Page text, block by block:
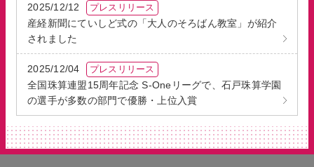
2025/12/12 プレスリリース
産経新聞にていしど式の「大人のそろばん教室」が紹介
されました
2025/12/04 プレスリリース
全国珠算連盟15周年記念 S-Oneリーグで、石戸珠算学園
の選手が多数の部門で優勝・上位入賞